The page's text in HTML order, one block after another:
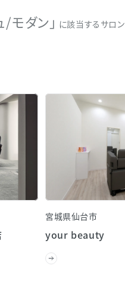
/モダン」 に該当するサロン
宮城県仙台市
your beauty